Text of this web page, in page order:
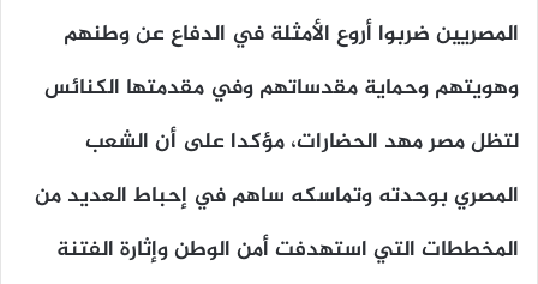
المصريين ضربوا أروع الأمثلة في الدفاع عن وطنهم
وهويتهم وحماية مقدساتهم وفي مقدمتها الكنائس
لتظل مصر مهد الحضارات، مؤكدا على أن الشعب
المصري بوحدته وتماسكه ساهم في إحباط العديد من
المخططات التي استهدفت أمن الوطن وإثارة الفتنة